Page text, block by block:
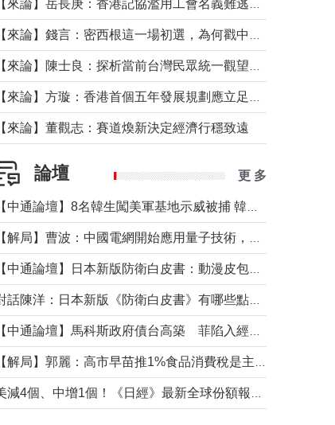
【來論】董觀志：賽道煥新決定經濟行穩致遠
論壇 更 多